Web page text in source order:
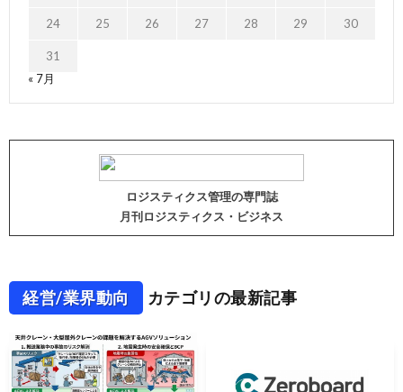
24 25 26 27 28 29 30
31
« 7月
ロジスティクス管理の専門誌
月刊ロジスティクス・ビジネス
経営/業界動向 カテゴリの最新記事